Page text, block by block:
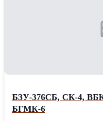
МП-750ТВ; электромагнит
клапан МКВ-251А; клапан МКТ-361А; кран
БЗУ-376СБ, СК-4,
БГМК-6